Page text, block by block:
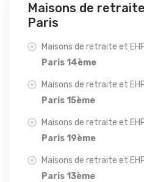
Maisons de
Paris
Maisons de retraite et
Paris 14ème
Maisons de retraite et
Paris 15ème
Maisons de retraite et
Paris 19ème
Maisons de retraite et
Paris 13ème